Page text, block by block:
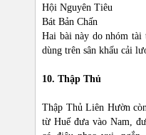
Hội Nguyên Tiêu
Bát Bản Chấn
Hai bài này do nhóm
dùng trên sân khấu cải
10. Thập Thủ
Thập Thủ Liên Hườn
từ Huế đưa vào Nam,